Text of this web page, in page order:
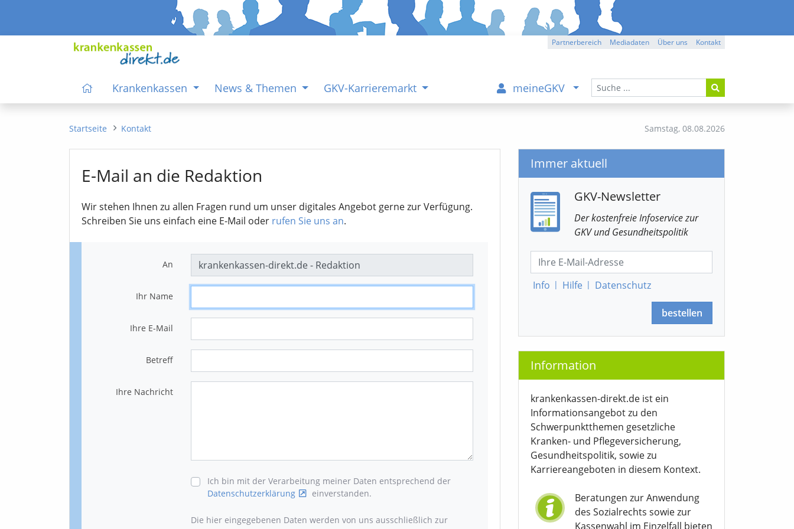
Partnerbereich Mediadaten Über uns Kontakt
Krankenkassen News & Themen GKV-Karrieremarkt meineGKV
Samstag, 08.08.2026
Startseite Kontakt
E-Mail an die Redaktion
Wir stehen Ihnen zu allen Fragen rund um unser digitales Angebot gerne zur Verfügung.
Schreiben Sie uns einfach eine E-Mail oder rufen Sie uns an.
An
Ihr Name
Ihre E-Mail
Betreff
Ihre Nachricht
Ich bin mit der Verarbeitung meiner Daten entsprechend der
Datenschutzerklärung
einverstanden.
Die hier eingegebenen Daten werden von uns ausschließlich zur
Immer aktuell
GKV-Newsletter
Der kostenfreie Infoservicezur
GKVund Gesundheitspolitik
Info | Hilfe | Datenschutz
bestellen
Information
krankenkassen-direkt.de ist ein
Informationsangebot zu den
Schwerpunktthemen gesetzliche
Kranken- und Pflegeversicherung,
Gesundheitspolitik, sowie zu
Karriereangeboten in diesem Kontext.
Beratungen zur Anwendung
des Sozialrechts sowie zur
Kassenwahl im Einzelfall bieten